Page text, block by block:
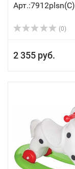
Арт.:7912plsn(C)
(0)
2 355 руб.